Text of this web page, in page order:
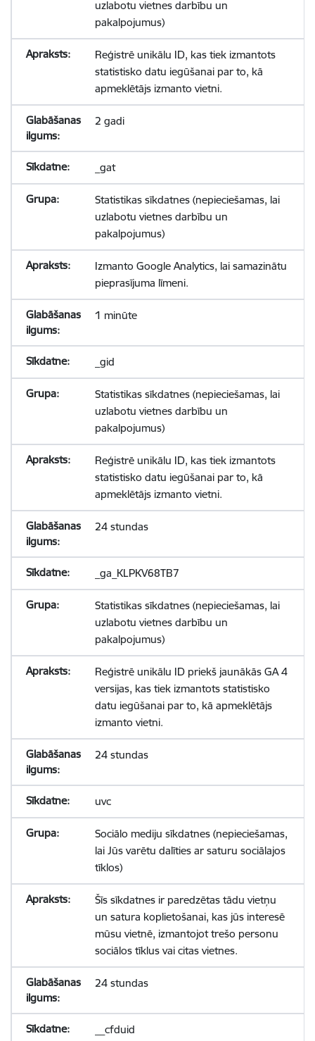
uzlabotu vietnes darbību un
pakalpojumus)
Reģistrē unikālu ID, kas tiek izmantots
statistisko datu iegūšanai par to, kā
apmeklētājs izmanto vietni.
2 gadi
_gat
Statistikas sīkdatnes (nepieciešamas, lai
uzlabotu vietnes darbību un
pakalpojumus)
Izmanto Google Analytics, lai samazinātu
pieprasījuma līmeni.
1 minūte
_gid
Statistikas sīkdatnes (nepieciešamas, lai
uzlabotu vietnes darbību un
pakalpojumus)
Reģistrē unikālu ID, kas tiek izmantots
statistisko datu iegūšanai par to, kā
apmeklētājs izmanto vietni.
24 stundas
_ga_KLPKV68TB7
Statistikas sīkdatnes (nepieciešamas, lai
uzlabotu vietnes darbību un
pakalpojumus)
Reģistrē unikālu ID priekš jaunākās GA 4
versijas, kas tiek izmantots statistisko
datu iegūšanai par to, kā apmeklētājs
izmanto vietni.
24 stundas
uvc
Sociālo mediju sīkdatnes (nepieciešamas,
lai Jūs varētu dalīties ar saturu sociālajos
tīklos)
Šīs sīkdatnes ir paredzētas tādu vietņu
un satura koplietošanai, kas jūs interesē
mūsu vietnē, izmantojot trešo personu
sociālos tīklus vai citas vietnes.
24 stundas
__cfduid